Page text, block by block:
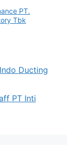
PT.
Tbk
Ducting
PT Inti